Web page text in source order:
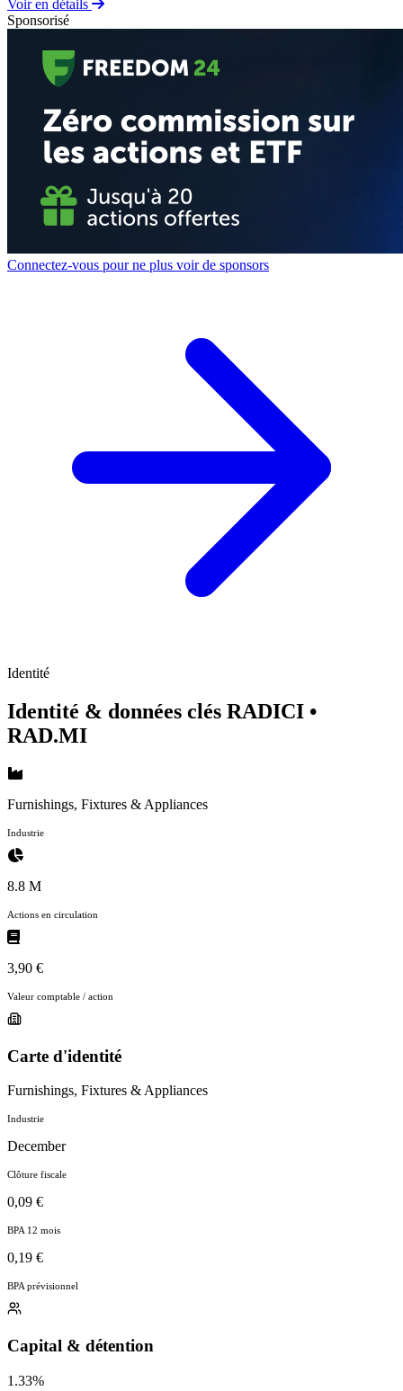
Voir en détails
Sponsorisé
Connectez-vous pour ne plus voir de sponsors
Identité
Identité & données clés RADICI •
RAD.MI
Furnishings, Fixtures & Appliances
Industrie
8.8 M
Actions en circulation
3,90 €
Valeur comptable / action
Carte d'identité
Furnishings, Fixtures & Appliances
Industrie
December
Clôture fiscale
0,09 €
BPA 12 mois
0,19 €
BPA prévisionnel
Capital & détention
1.33%